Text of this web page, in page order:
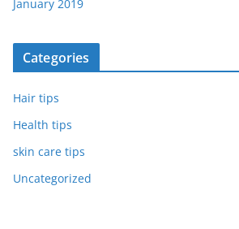
January 2019
Categories
Hair tips
Health tips
skin care tips
Uncategorized